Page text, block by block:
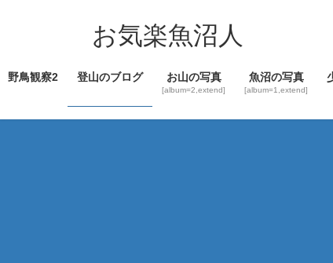
ツ
ス
シ
ン
お気楽魚沼人
野鳥観察2 登山のブログ お山の写真
[album=2,extend]
魚沼の写真
[album=1,extend]